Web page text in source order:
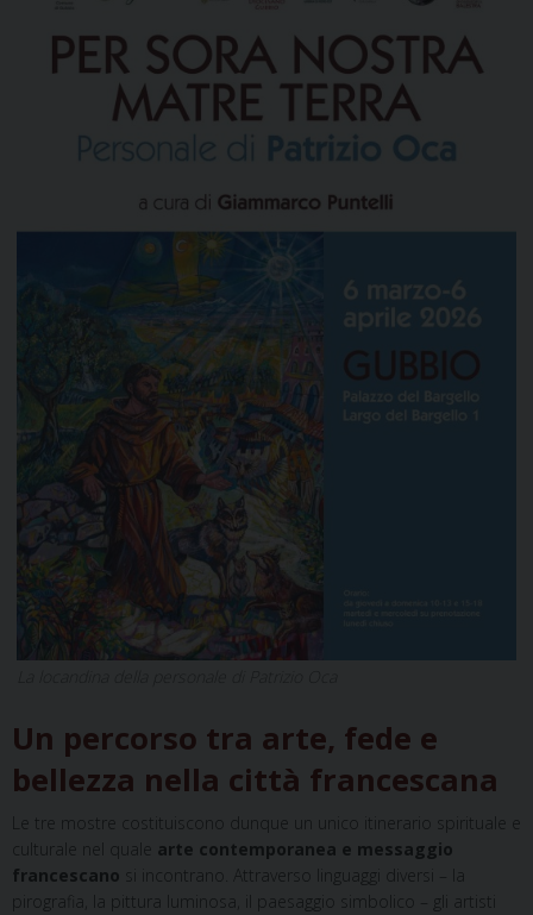
Un percorso tra arte, fede e
bellezza nella città francescana
Le tre mostre costituiscono dunque un unico itinerario spirituale e
culturale nel quale arte contemporanea e messaggio
francescano si incontrano. Attraverso linguaggi diversi – la
pirografia, la pittura luminosa, il paesaggio simbolico – gli artisti